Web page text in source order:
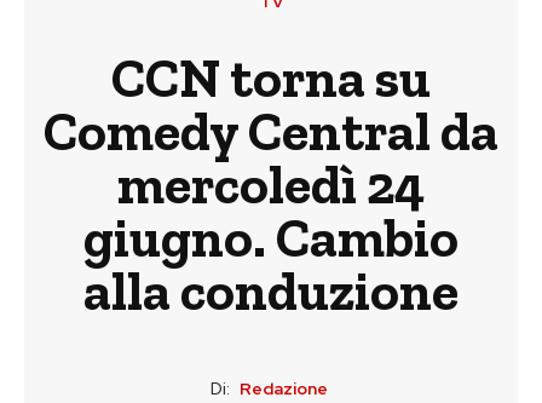
CCN torna su
Comedy Central da
mercoledì 24
giugno. Cambio
alla conduzione
Di: Redazione